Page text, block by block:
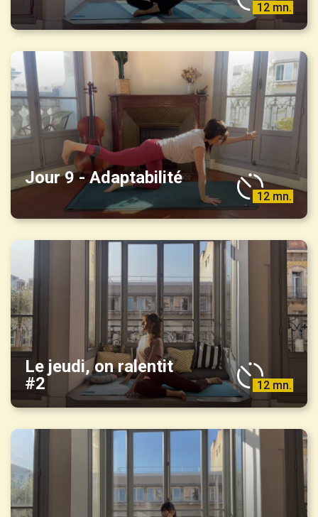
12 mn.
Jour 9 - Adaptabilité
12 mn.
Le jeudi, on ralentit
#2
12 mn.